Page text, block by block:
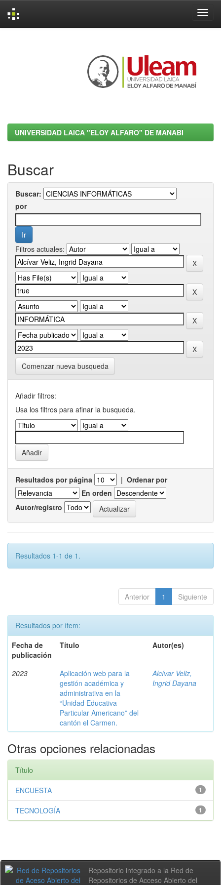
UNIVERSIDAD LAICA "ELOY ALFARO" DE MANABI
Buscar
Buscar:
por
Filtros actuales:
Comenzar nueva busqueda
Añadir filtros:
Usa los filtros para afinar la busqueda.
Resultados por página | Ordenar por
En orden
Autor/registro
Resultados 1-1 de 1.
Anterior 1 Siguiente
Resultados por ítem:
Fecha de
publicación
Título Autor(es)
2023
Aplicación web para la
gestión académica y
administrativa en la
“Unidad Educativa
Particular Americano” del
cantón el Carmen.
Alcívar Veliz,
Ingrid Dayana
Otras opciones relacionadas
Título
1
ENCUESTA
1
TECNOLOGÍA
Repositorio integrado a la Red de
Repositorios de Acceso Abierto del